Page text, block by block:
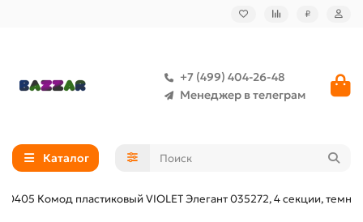
₽
+7 (499) 404-26-48
Менеджер в телеграм
Каталог
0405 Комод пластиковый VIOLET Элегант 035272, 4 секции,